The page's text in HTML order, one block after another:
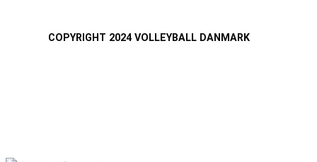
COPYRIGHT 2024 VOLLEYBALL DANMARK